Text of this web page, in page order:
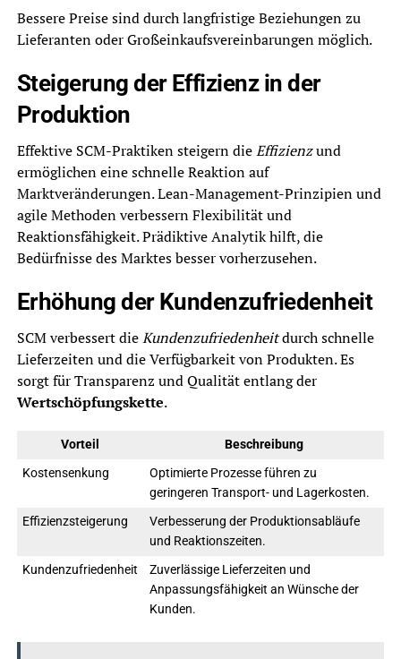
Bessere Preise sind durch langfristige Beziehungen zu
Lieferanten oder Großeinkaufsvereinbarungen möglich.
Steigerung der Effizienz in der
Produktion
Effektive SCM-Praktiken steigern dieEffizienzund
ermöglichen eine schnelle Reaktion auf
Marktveränderungen. Lean-Management-Prinzipien und
agile Methoden verbessern Flexibilität und
Reaktionsfähigkeit. Prädiktive Analytik hilft, die
Bedürfnisse des Marktes besser vorherzusehen.
Erhöhung der Kundenzufriedenheit
SCM verbessert dieKundenzufriedenheitdurch schnelle
Lieferzeiten und die Verfügbarkeit von Produkten. Es
sorgt für Transparenz und Qualität entlang der
Wertschöpfungskette.
Vorteil
Beschreibung
Kostensenkung
Optimierte Prozesse führen zu
geringeren Transport- und Lagerkosten.
Effizienzsteigerung
Verbesserung der Produktionsabläufe
und Reaktionszeiten.
Kundenzufriedenheit
Zuverlässige Lieferzeiten und
Anpassungsfähigkeit an Wünsche der
Kunden.